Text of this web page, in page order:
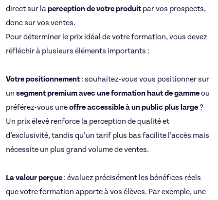
direct sur laperception de votre produit par vos prospects,
donc sur vos ventes.
Pour déterminer le prix idéal de votre formation, vous devez
réfléchir à plusieurs éléments importants :
Votre positionnement : souhaitez-vous vous positionner sur
un segment premium avec une formation haut de gammeou
préférez-vous uneoffre accessible à un public plus large ?
Un prix élevé renforce la perception de qualité et
d’exclusivité, tandis qu’un tarif plus bas facilite l’accès mais
nécessite un plus grand volume de ventes.
La valeur perçue : évaluez précisément les bénéfices réels
que votre formation apporte à vos élèves. Par exemple, une